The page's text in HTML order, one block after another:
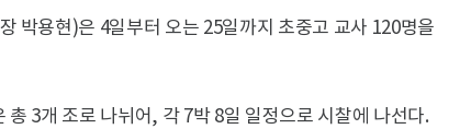
박용현)은 4일부터 오는 25일까지 초중고 교사 120명을
3개 조로 나뉘어, 각 7박 8일 일정으로 시찰에 나선다.